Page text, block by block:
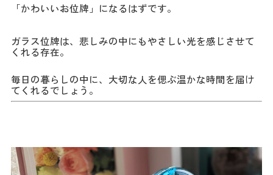
「かわいいお位牌」になるはずです。
ガラス位牌は、悲しみの中にもやさしい光を感じさせて
くれる存在。
毎日の暮らしの中に、大切な人を偲ぶ温かな時間を届け
てくれるでしょう。